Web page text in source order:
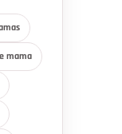
mama